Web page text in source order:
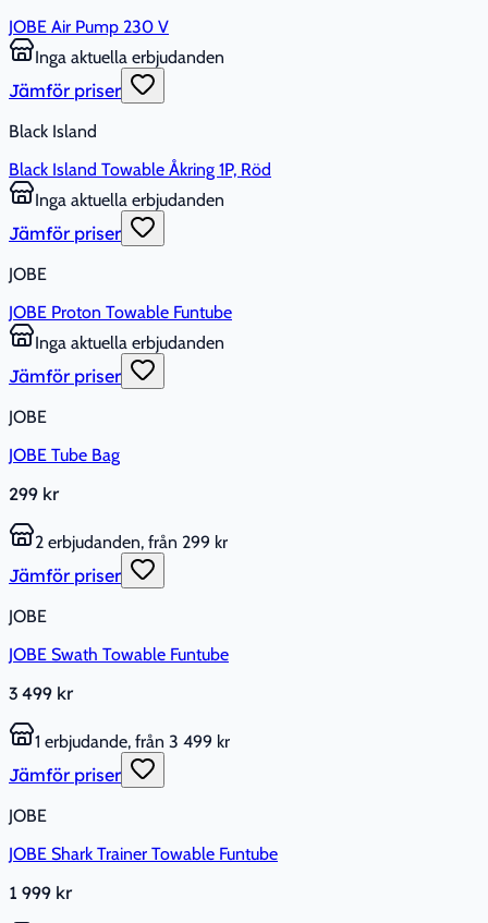
JOBE Air Pump 230 V
Inga aktuella erbjudanden
Jämför priser
Black Island
Black Island Towable Åkring 1P, Röd
Inga aktuella erbjudanden
Jämför priser
JOBE
JOBE Proton Towable Funtube
Inga aktuella erbjudanden
Jämför priser
JOBE
JOBE Tube Bag
299 kr
2 erbjudanden, från 299 kr
Jämför priser
JOBE
JOBE Swath Towable Funtube
3 499 kr
1 erbjudande, från 3 499 kr
Jämför priser
JOBE
JOBE Shark Trainer Towable Funtube
1 999 kr